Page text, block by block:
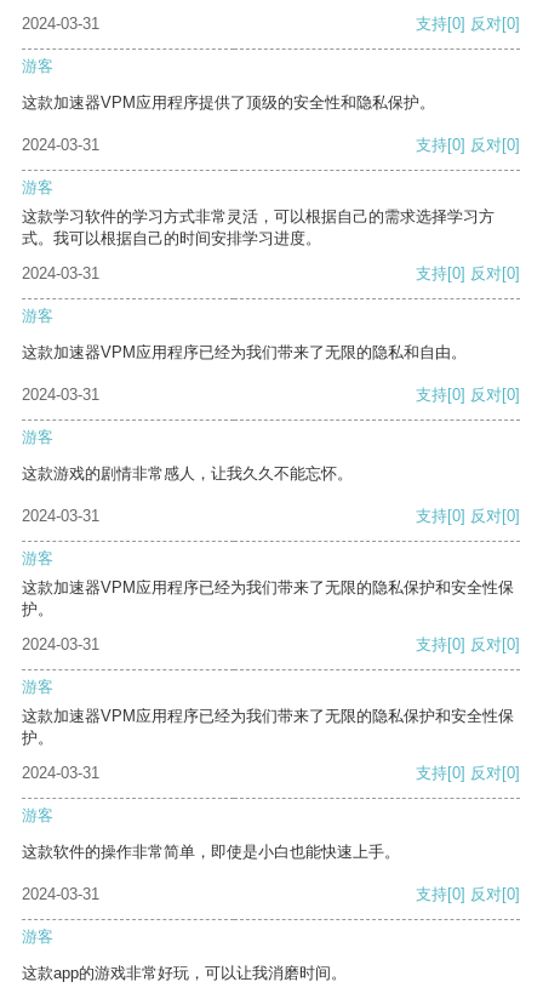
2024-03-31
支持[0] 反对[0]
游客
这款加速器VPM应用程序提供了顶级的安全性和隐私保护。
2024-03-31 支持[0] 反对[0]
游客
这款学习软件的学习方式非常灵活，可以根据自己的需求选择学习方
式。我可以根据自己的时间安排学习进度。
2024-03-31
支持[0] 反对[0]
游客
这款加速器VPM应用程序已经为我们带来了无限的隐私和自由。
2024-03-31 支持[0] 反对[0]
游客
这款游戏的剧情非常感人，让我久久不能忘怀。
2024-03-31 支持[0] 反对[0]
游客
这款加速器VPM应用程序已经为我们带来了无限的隐私保护和安全性保
护。
2024-03-31
支持[0] 反对[0]
游客
这款加速器VPM应用程序已经为我们带来了无限的隐私保护和安全性保
护。
2024-03-31
支持[0] 反对[0]
游客
这款软件的操作非常简单，即使是小白也能快速上手。
2024-03-31 支持[0] 反对[0]
游客
这款app的游戏非常好玩，可以让我消磨时间。